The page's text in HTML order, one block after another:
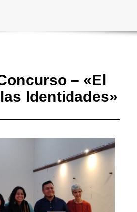
– «El
Identidades»